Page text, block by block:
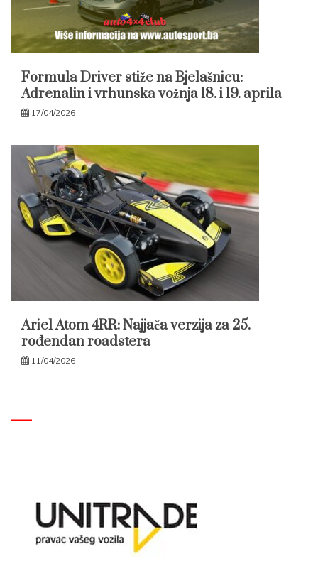
Formula Driver stiže na Bjelašnicu:
Adrenalin i vrhunska vožnja 18. i 19. aprila
17/04/2026
Ariel Atom 4RR: Najjača verzija za 25.
rođendan roadstera
11/04/2026